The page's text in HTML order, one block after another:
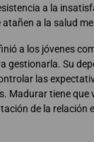
a la
a la salud
a los jóvenes
gestionarla. Su
las
Madurar tiene que
de la relación